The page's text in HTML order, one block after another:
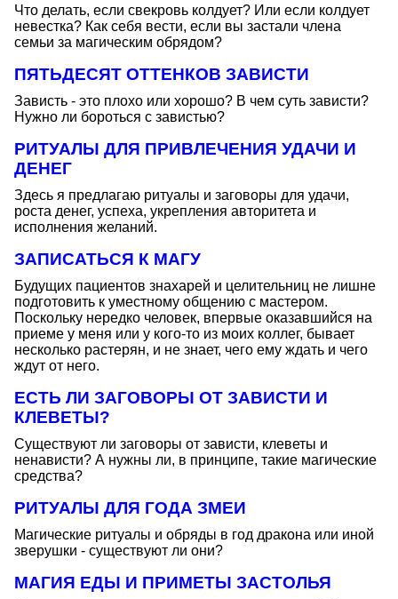
Что делать, если свекровь колдует? Или если колдует
невестка? Как себя вести, если вы застали члена
семьи за магическим обрядом?
ПЯТЬДЕСЯТ ОТТЕНКОВ ЗАВИСТИ
Зависть - это плохо или хорошо? В чем суть зависти?
Нужно ли бороться с завистью?
РИТУАЛЫ ДЛЯ ПРИВЛЕЧЕНИЯ УДАЧИ И
ДЕНЕГ
Здесь я предлагаю ритуалы и заговоры для удачи,
роста денег, успеха, укрепления авторитета и
исполнения желаний.
ЗАПИСАТЬСЯ К МАГУ
Будущих пациентов знахарей и целительниц не лишне
подготовить к уместному общению с мастером.
Поскольку нередко человек, впервые оказавшийся на
приеме у меня или у кого-то из моих коллег, бывает
несколько растерян, и не знает, чего ему ждать и чего
ждут от него.
ЕСТЬ ЛИ ЗАГОВОРЫ ОТ ЗАВИСТИ И
КЛЕВЕТЫ?
Существуют ли заговоры от зависти, клеветы и
ненависти? А нужны ли, в принципе, такие магические
средства?
РИТУАЛЫ ДЛЯ ГОДА ЗМЕИ
Магические ритуалы и обряды в год дракона или иной
зверушки - существуют ли они?
МАГИЯ ЕДЫ И ПРИМЕТЫ ЗАСТОЛЬЯ